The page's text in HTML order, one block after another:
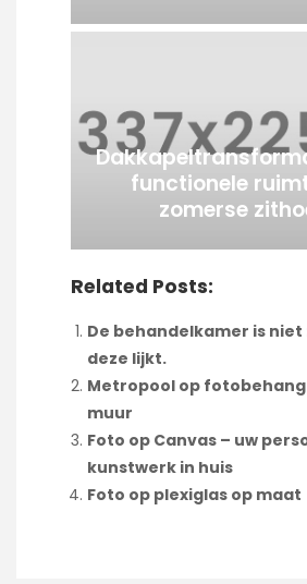
functionele
zomerse
Related Posts:
De behandelkamer is niet
deze lijkt.
Metropool op
muur
Foto op Canvas – uw
kunstwerk in huis
Foto op plexiglas op maat